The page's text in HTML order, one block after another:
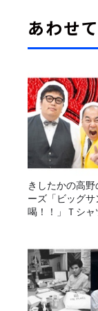
あわせ
きしたかの高
ーズ「ビッグサ
喝！！」Ｔシャ